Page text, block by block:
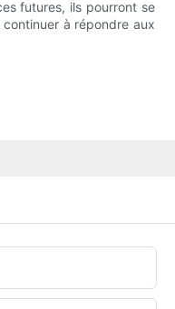
futures, ils pourront se
à répondre aux